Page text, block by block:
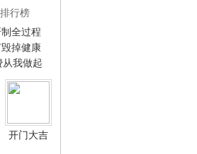
排行榜
全过程
掉健康
从我做起
开门大吉